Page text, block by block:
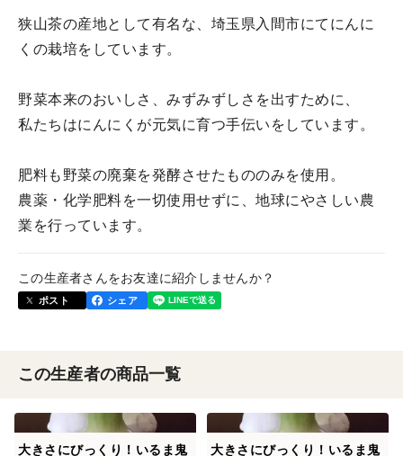
狭山茶の産地として有名な、埼玉県入間市にてにんに
くの栽培をしています。
野菜本来のおいしさ、みずみずしさを出すために、
私たちはにんにくが元気に育つ手伝いをしています。
肥料も野菜の廃棄を発酵させたもののみを使用。
農薬・化学肥料を一切使用せずに、地球にやさしい農
業を行っています。
この生産者さんをお友達に紹介しませんか？
ポスト シェア
この生産者の商品一覧
大きさにびっくり！いるま鬼
大きさにびっくり！いるま鬼